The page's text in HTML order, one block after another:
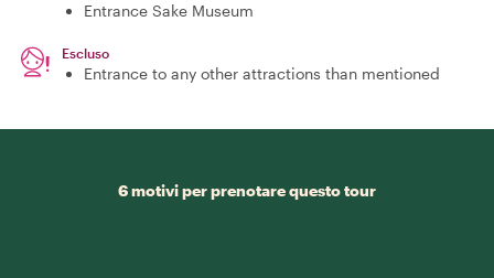
Entrance Sake Museum
Escluso
Entrance to any other attractions than mentioned
6 motivi per prenotare questo tour